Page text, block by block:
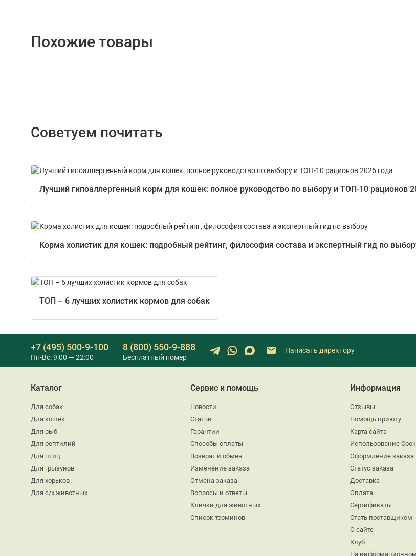
Похожие товары
Советуем почитать
Лучший гипоаллергенный корм для кошек: полное руководство по выбору и ТОП-10 рационов
Корма холистик для кошек: подробный рейтинг, философия состава и экспертный гид по
ТОП – 6 лучших холистик кормов для собак
+7 (495) 500-9-100
Пн-Вс: 9:00 — 22:00
8 (800) 550-9-888
Бесплатный номер
Написать директору
Каталог
Для собак
Для кошек
Для рыб
Для рептилий
Для птиц
Для грызунов
Для хорьков
Для с/х животных
Сервис и помощь
Новости
Статьи
Гарантии
Способы оплаты
Возврат и обмен
Изменение заказа
Отмена заказа
Вопросы и ответы
Клички для животных
Список терминов
Информация
Отзывы
Помощь приюту
Карта сайта
Использование
Оформление заказа
Статус заказа
Доставка
Оплата
Сертификаты
Стать поставщиком
О сайте
Клуб
На